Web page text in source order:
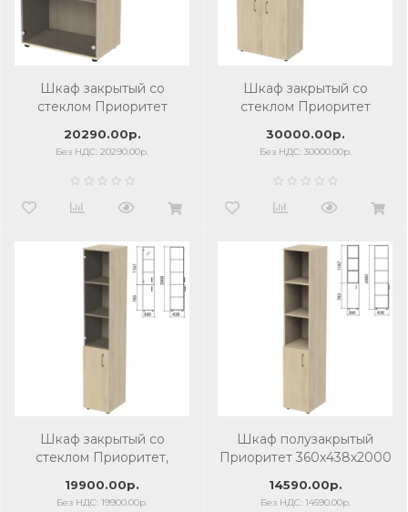
Шкаф закрытый со
стеклом Приоритет
кронберг
20290.00р.
Без НДС: 20290.00р.
Шкаф закрытый со
стеклом Приоритет
полки, кронберг
30000.00р.
Без НДС: 30000.00р.
Шкаф закрытый со
стеклом Приоритет,
полки, кронберг
19900.00р.
Без НДС: 19900.00р.
Шкаф полузакрытый
Приоритет 360х438х2000
14590.00р.
Без НДС: 14590.00р.